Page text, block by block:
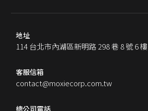
地址
114 台北市內湖區新明路 298 巷 8 號 6 樓
客服信箱
contact@moxiecorp.com.tw
總公司電話